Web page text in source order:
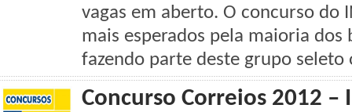
vagas em aberto. O concurso do
mais esperados pela maioria dos
fazendo parte deste grupo
Concurso Correios 2012 –